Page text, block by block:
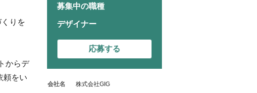
りを
からデ
頼をい
募集中の職種
デザイナー
応募する
会社名 株式会社GIG